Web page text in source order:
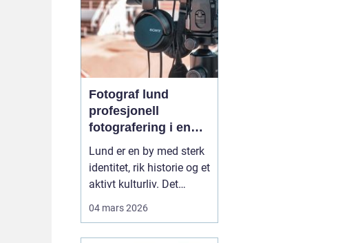
Fotograf lund
profesjonell
fotografering i en
levende
universitetsby
Lund er en by med sterk
identitet, rik historie og et
aktivt kulturliv. Det
04 mars 2026